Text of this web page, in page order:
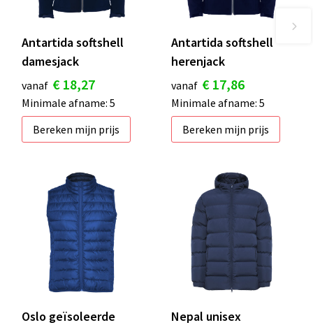
Antartida softshell
damesjack
vanaf € 18,27
Minimale afname: 5
Bereken mijn prijs
Antartida softshell
herenjack
vanaf € 17,86
Minimale afname: 5
Bereken mijn prijs
Oslo geïsoleerde
Nepal unisex